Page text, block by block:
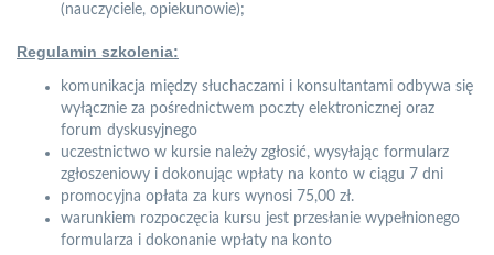
(nauczyciele, opiekunowie);
Regulamin szkolenia:
komunikacja między słuchaczami i konsultantami odbywa się
wyłącznie za pośrednictwem poczty elektronicznej oraz
forum dyskusyjnego
uczestnictwo w kursie należy zgłosić, wysyłając formularz
zgłoszeniowy i dokonując wpłaty na konto w ciągu 7 dni
promocyjna opłata za kurs wynosi 75,00 zł.
warunkiem rozpoczęcia kursu jest przesłanie wypełnionego
formularza i dokonanie wpłaty na konto